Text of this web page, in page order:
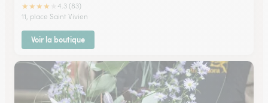
★★★★
4.3 (83)
11, place Saint Vivien
Voir la boutique